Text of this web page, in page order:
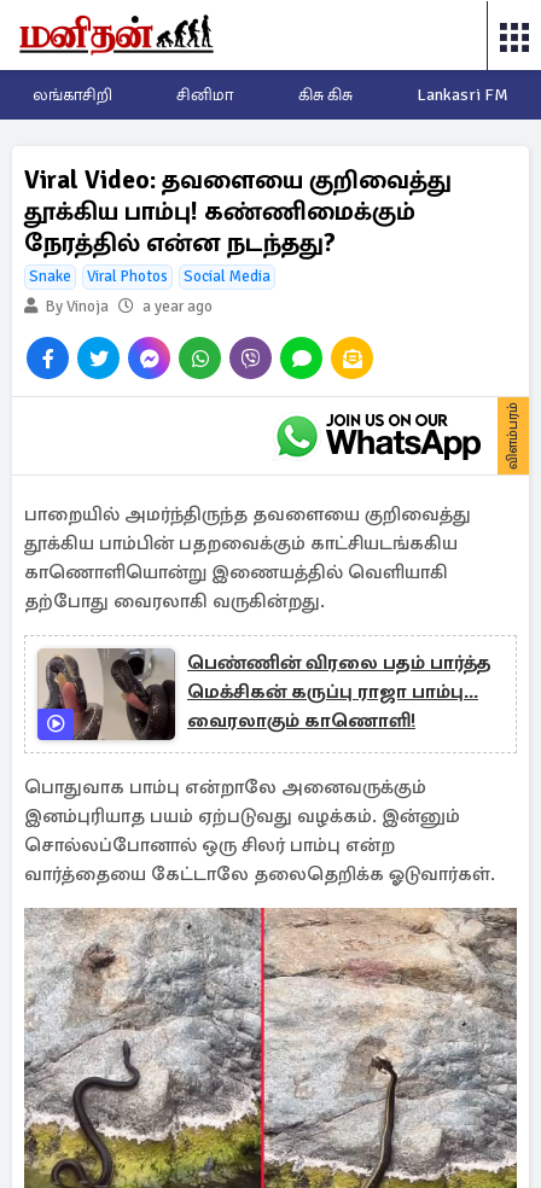
லங்காசிறி சினிமா கிசு கிசு Lankasri FM
Viral Video: தவளையை குறிவைத்து
தூக்கிய பாம்பு! கண்ணிமைக்கும்
நேரத்தில் என்ன நடந்தது?
Snake Viral Photos
Social Media
By Vinoja
a year ago
விளம்பரம்
பாறையில் அமர்ந்திருந்த தவளையை குறிவைத்து
தூக்கிய பாம்பின் பதறவைக்கும் காட்சியடங்ககிய
காணொளியொன்று இணையத்தில் வெளியாகி
தற்போது வைரலாகி வருகின்றது.
பெண்ணின் விரலை பதம் பார்த்த
மெக்சிகன் கருப்பு ராஜா பாம்பு...
வைரலாகும் காணொளி!
பொதுவாக பாம்பு என்றாலே அனைவருக்கும்
இனம்புரியாத பயம் ஏற்படுவது வழக்கம். இன்னும்
சொல்லப்போனால் ஒரு சிலர் பாம்பு என்ற
வார்த்தையை கேட்டாலே தலைதெறிக்க ஓடுவார்கள்.